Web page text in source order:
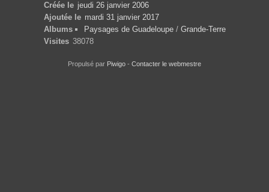
Créée le jeudi 26 janvier 2006
Ajoutée le mardi 31 janvier 2017
Albums
Paysages de Guadeloupe / Grande-Terre
Visites 38078
Propulsé par Piwigo - Contacter le webmestre